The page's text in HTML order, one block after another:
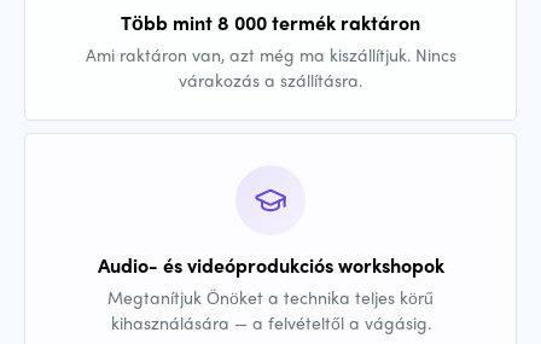
Több mint 8 000 termék raktáron
Ami raktáron van, azt még ma kiszállítjuk. Nincs
várakozás a szállításra.
Audio- és videóprodukciós workshopok
Megtanítjuk Önöket a technika teljes körű
kihasználására — a felvételtől a vágásig.